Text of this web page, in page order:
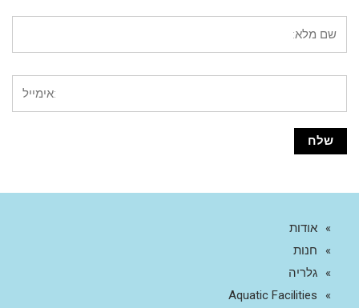
אודות
חנות
גלריה
Aquatic Facilities